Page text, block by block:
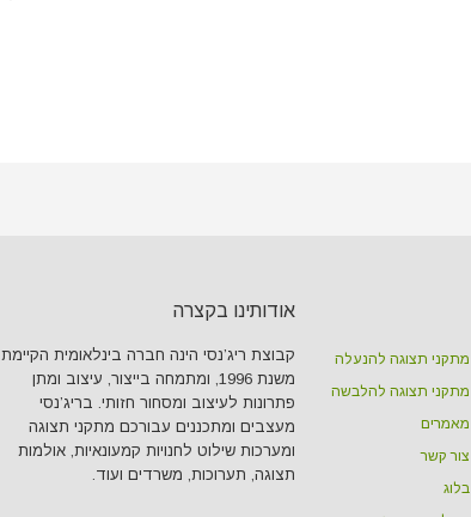
מתקני תצוגה להנעלה
מתקני תצוגה להלבשה
מאמרים
צור קשר
בלוג
אודותינו בקצרה
קבוצת ריג’נסי הינה חברה בינלאומית הקיימת
משנת 1996, ומתמחה בייצור, עיצוב ומתן
פתרונות לעיצוב ומסחור חזותי. בריג’נסי
מעצבים ומתכננים עבורכם מתקני תצוגה
ומערכות שילוט לחנויות קמעונאיות, אולמות
תצוגה, תערוכות, משרדים ועוד.